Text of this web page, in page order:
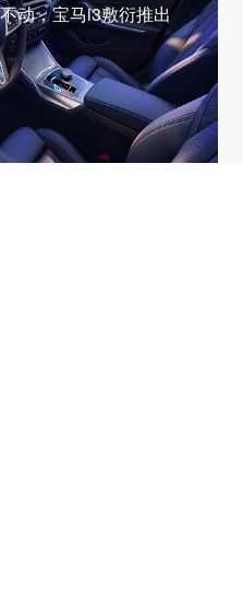
动，宝马i3敷衍推出